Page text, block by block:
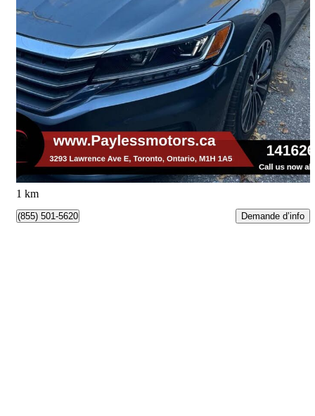
2022 Volkswagen Passat
2.0T Limited Edition FWD30 047 km
20 900 $ Affaire équitable
367 $/mois env.
Toronto, ON
1 km
(855) 501-5620 Demande d’info